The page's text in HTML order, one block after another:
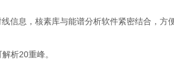
息，核素库与能谱分析软件紧密结合，方便
析20重峰。